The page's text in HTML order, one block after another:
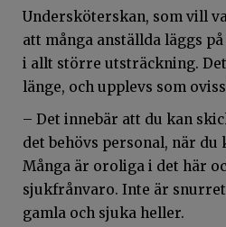
Undersköterskan, som vill
att många anställda läggs
i allt större utsträckning.
länge, och upplevs som
– Det innebär att du kan
det behövs personal, när
Många är oroliga i det här
sjukfrånvaro. Inte är
gamla och sjuka heller.